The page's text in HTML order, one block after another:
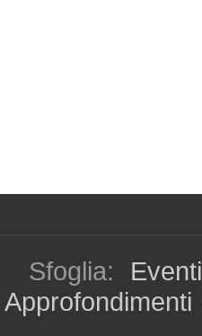
Sfoglia: Eventi
Approfondimenti